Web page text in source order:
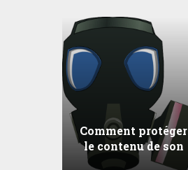
Comment protéger
le contenu de son
blog WordPress?